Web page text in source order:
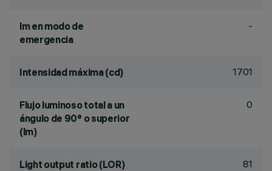
lm en modo de
emergencia
-
Intensidad máxima (cd) 1701
Flujo luminoso total a un
ángulo de 90° o superior
(lm)
0
Light output ratio (LOR) 81